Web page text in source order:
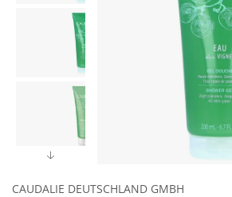
CAUDALIE DEUTSCHLAND GMBH